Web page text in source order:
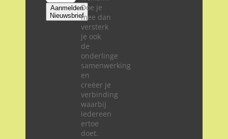
Aanmelden
Nieuwsbrief
Doe je
mee dan
versterk
je ook
de
onderlinge
samenwerking
en
creëer je
verbinding
waarbij
iedereen
ertoe
doet.